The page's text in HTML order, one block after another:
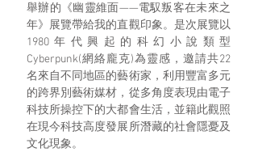
舉辦的《幽靈維面——電馭叛客在未來之
年》展覽帶給我的直觀印象。是次展覽以
1980年代興起的科幻小說類型
Cyberpunk(網絡龐克)為靈感，邀請共22
名來自不同地區的藝術家，利用豐富多元
的跨界別藝術媒材，從多角度表現由電子
科技所操控下的大都會生活，並籍此觀照
在現今科技高度發展所潛藏的社會隱憂及
文化現象。